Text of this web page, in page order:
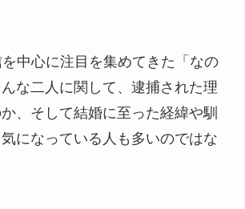
中心に注目を集めてきた「なの
な二人に関して、逮捕された理
、そして結婚に至った経緯や馴
になっている人も多いのではな